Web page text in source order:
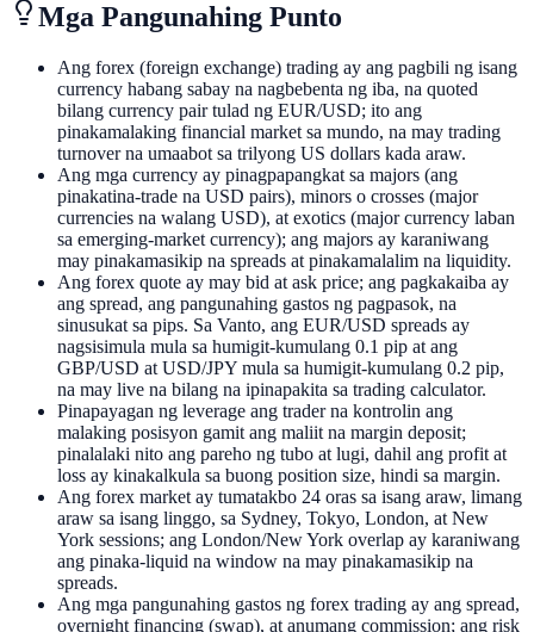
Mga Pangunahing Punto
Ang forex (foreign exchange) trading ay ang pagbili ng isang
currency habang sabay na nagbebenta ng iba, na quoted
bilang currency pair tulad ng EUR/USD; ito ang
pinakamalaking financial market sa mundo, na may trading
turnover na umaabot sa trilyong US dollars kada araw.
Ang mga currency ay pinagpapangkat sa majors (ang
pinakatina-trade na USD pairs), minors o crosses (major
currencies na walang USD), at exotics (major currency laban
sa emerging-market currency); ang majors ay karaniwang
may pinakamasikip na spreads at pinakamalalim na liquidity.
Ang forex quote ay may bid at ask price; ang pagkakaiba ay
ang spread, ang pangunahing gastos ng pagpasok, na
sinusukat sa pips. Sa Vanto, ang EUR/USD spreads ay
nagsisimula mula sa humigit-kumulang 0.1 pip at ang
GBP/USD at USD/JPY mula sa humigit-kumulang 0.2 pip,
na may live na bilang na ipinapakita sa trading calculator.
Pinapayagan ng leverage ang trader na kontrolin ang
malaking posisyon gamit ang maliit na margin deposit;
pinalalaki nito ang pareho ng tubo at lugi, dahil ang profit at
loss ay kinakalkula sa buong position size, hindi sa margin.
Ang forex market ay tumatakbo 24 oras sa isang araw, limang
araw sa isang linggo, sa Sydney, Tokyo, London, at New
York sessions; ang London/New York overlap ay karaniwang
ang pinaka-liquid na window na may pinakamasikip na
spreads.
Ang mga pangunahing gastos ng forex trading ay ang spread,
overnight financing (swap), at anumang commission; ang risk